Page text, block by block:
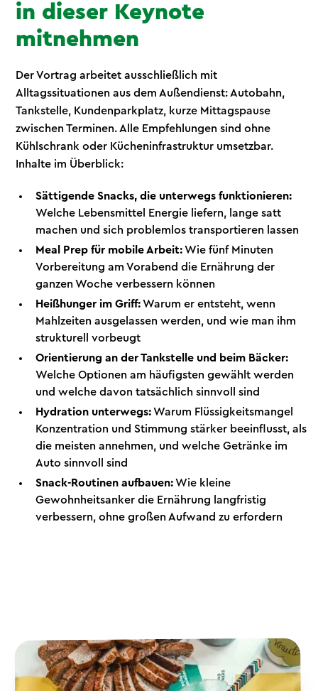
in dieser Keynote
mitnehmen
Der Vortrag arbeitet ausschließlich mit
Alltagssituationen aus dem Außendienst: Autobahn,
Tankstelle, Kundenparkplatz, kurze Mittagspause
zwischen Terminen. Alle Empfehlungen sind ohne
Kühlschrank oder Kücheninfrastruktur umsetzbar.
Inhalte im Überblick:
Sättigende Snacks, die unterwegs funktionieren:
Welche Lebensmittel Energie liefern, lange satt
machen und sich problemlos transportieren lassen
Meal Prep für mobile Arbeit:Wie fünf Minuten
Vorbereitung am Vorabend die Ernährung der
ganzen Woche verbessern können
Heißhunger im Griff:Warum er entsteht, wenn
Mahlzeiten ausgelassen werden, und wie man ihm
strukturell vorbeugt
Orientierung an der Tankstelle und beim Bäcker:
Welche Optionen am häufigsten gewählt werden
und welche davon tatsächlich sinnvoll sind
Hydration unterwegs:Warum Flüssigkeitsmangel
Konzentration und Stimmung stärker beeinflusst, als
die meisten annehmen, und welche Getränke im
Auto sinnvoll sind
Snack-Routinen aufbauen:Wie kleine
Gewohnheitsanker die Ernährung langfristig
verbessern, ohne großen Aufwand zu erfordern